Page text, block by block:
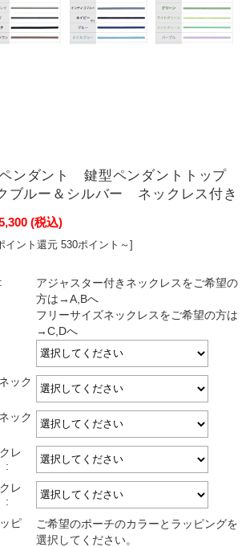
ンダント 鍵型ペンダントトップ
ルー＆シルバー ネックレス付き
(税込)
イント還元 530ポイント～]
アジャスター付きネックレスをご希望の
方は→A,Bへ
フリーサイズネックレスをご希望の方は
→C,Dへ
ック
ック
レ
:
レ
:
ピ
ご希望のポーチのカラーとラッピングを
選択してください。